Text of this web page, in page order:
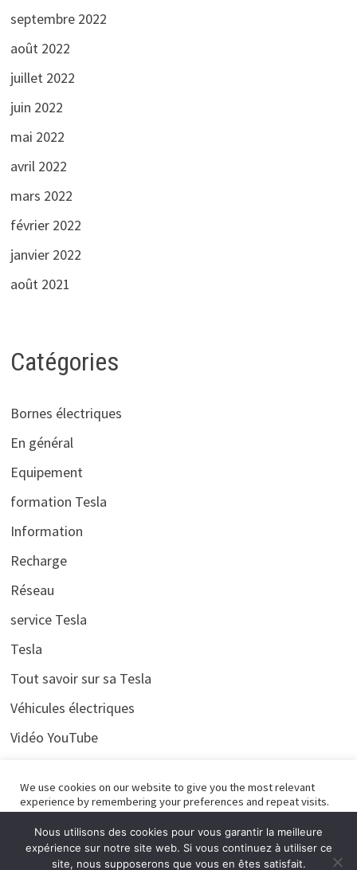
septembre 2022
août 2022
juillet 2022
juin 2022
mai 2022
avril 2022
mars 2022
février 2022
janvier 2022
août 2021
Catégories
Bornes électriques
En général
Equipement
formation Tesla
Information
Recharge
Réseau
service Tesla
Tesla
Tout savoir sur sa Tesla
Véhicules électriques
Vidéo YouTube
We use cookies on our website to give you the most relevant
experience by remembering your preferences and repeat visits.
By clicking “Accept All”, you consent to the use of ALL the
cookies. However, you may visit "Cookie Settings" to provide a
controlled consent.
Nous utilisons des cookies pour vous garantir la meilleure
expérience sur notre site web. Si vous continuez à utiliser ce
site, nous supposerons que vous en êtes satisfait.